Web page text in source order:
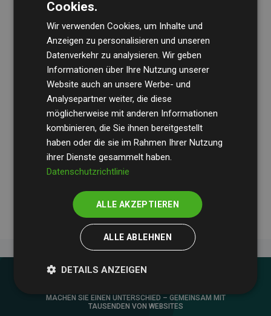
Die Wirtschaftsprüfungsgesellschaft BDOüberprüft
regelmäßig unsere Berechnungen und Methodik, um
Transparenz und Verlässlichkeit sicherzustellen.
Ihre Prüfungen belegen, dass unsere Investitionen in
Klimaschutzprojekte im Durchschnitt200 % der
geschätzten CO₂-Emissionender teilnehmenden
Websites kompensieren – ein klarer Nachweis für die
messbare Klimawirkung unseres Ansatzes.
MACHEN SIE EINEN UNTERSCHIED – GEMEINSAM MIT
TAUSENDEN VON WEBSITES
Cookies.
Wir verwenden Cookies, um Inhalte und
Anzeigen zu personalisieren und unseren
Datenverkehr zu analysieren. Wir geben
Informationen über Ihre Nutzung unserer
Website auch an unsere Werbe- und
Analysepartner weiter, die diese
möglicherweise mit anderen Informationen
kombinieren, die Sie ihnen bereitgestellt
haben oder die sie im Rahmen Ihrer Nutzung
ihrer Dienste gesammelt haben.
Datenschutzrichtlinie
ALLE AKZEPTIEREN
ALLE ABLEHNEN
DETAILS ANZEIGEN